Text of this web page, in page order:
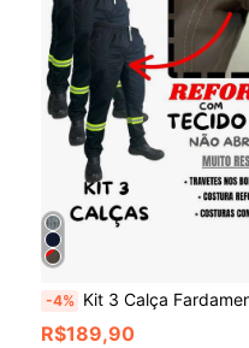
-4% Kit 3 Calça Fardamento Profissional Brim Pesado Sem Faixa
R$189,90